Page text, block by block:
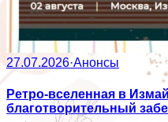
27.07.2026·Анонсы
Ретро-вселенная в
благотворительный